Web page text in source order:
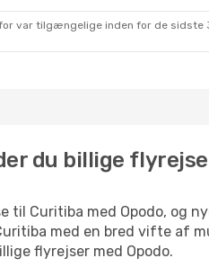
var tilgængelige inden for de sidste
du billige
til Curitiba med Opodo, og
med en bred vifte af
flyrejser med Opodo.